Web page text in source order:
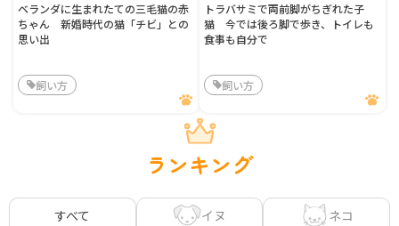
ベランダに生まれたての三毛猫の赤
ちゃん 新婚時代の猫「チビ」との
思い出
飼い方
トラバサミで両前脚がちぎれた子
猫 今では後ろ脚で歩き、トイレも
食事も自分で
飼い方
ランキング
すべて イヌ ネコ